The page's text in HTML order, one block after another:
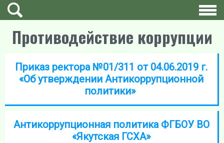
Противодействие коррупции
Приказ ректора №01/311 от 04.06.2019 г.
«Об утверждении Антикоррупционной
политики»
Антикоррупционная политика ФГБОУ ВО
«Якутская ГСХА»